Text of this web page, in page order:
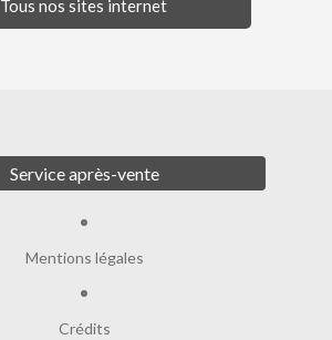
Tous nos sites internet
Service après-vente
Mentions légales
Crédits